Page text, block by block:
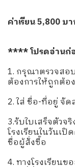
ค่าเรียน 5,800 บ
**** โปรดอ่าน
1. กรุณาตรวจสอ
ต้องการให้ถูกต้อ
2. ใส่ ชื่อ-ที่อยู่ จัด
3.รับใบเสร็จตัวจ
โรงเรียนในวันเ
ชื่อผู้สั่งซื้อ
4. ทางโรงเรียน